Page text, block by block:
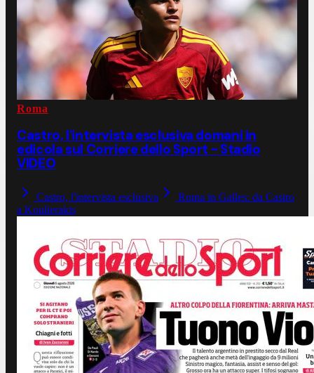
Roma
Castro, l'intervista esclusiva domani in
edicola sul Corriere dello Sport - Stadio
VIDEO
Castro, l'intervista esclusiva
Roma in Galles: da Castro
a Koulierakis